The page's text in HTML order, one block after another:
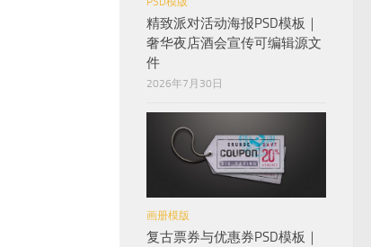
精致派对活动海报PSD模板｜
奢华夜店酒会宣传可编辑源文
件
2026年7月30日
画册模版
复古票券与优惠券PSD模板｜